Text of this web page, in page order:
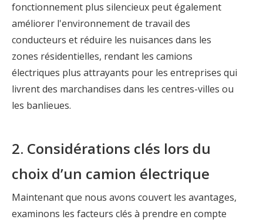
fonctionnement plus silencieux peut également
améliorer l'environnement de travail des
conducteurs et réduire les nuisances dans les
zones résidentielles, rendant les camions
électriques plus attrayants pour les entreprises qui
livrent des marchandises dans les centres-villes ou
les banlieues.
2. Considérations clés lors du
choix d’un camion électrique
Maintenant que nous avons couvert les avantages,
examinons les facteurs clés à prendre en compte